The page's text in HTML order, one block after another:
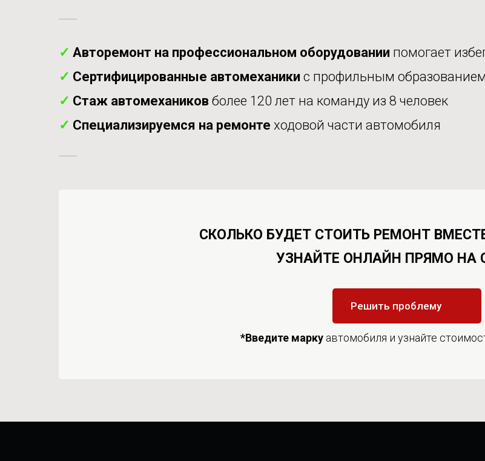
✓ Авторемонт на профессиональном оборудовании помогает
✓ Сертифицированные автомеханики с профильным образованием
✓ Стаж автомехаников более 120 лет на команду из 8 человек
✓ Специализируемся на ремонте ходовой части автомобиля
СКОЛЬКО БУДЕТ СТОИТЬ РЕМОНТ
УЗНАЙТЕ ОНЛАЙН ПРЯМО НА
Решить проблему
*Введите марку автомобиля и узнайте